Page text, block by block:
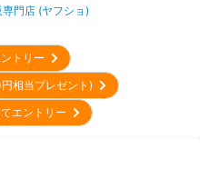
門店 (ヤフショ)
ントリー
円相当プレゼント)
てエントリー